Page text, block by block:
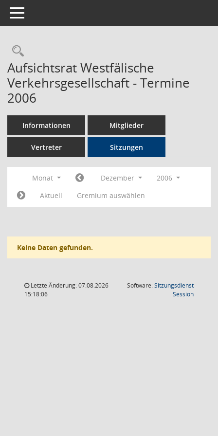
Toggle navigation
Rechercheauswahl
Aufsichtsrat Westfälische
Verkehrsgesellschaft - Termine
2006
Informationen Mitglieder
Vertreter Sitzungen
Monat Dezember
2006
Aktuell
Gremium auswählen
Keine Daten gefunden.
Letzte Änderung: 07.08.2026
15:18:06
Software:Sitzungsdienst
Session(Wird in